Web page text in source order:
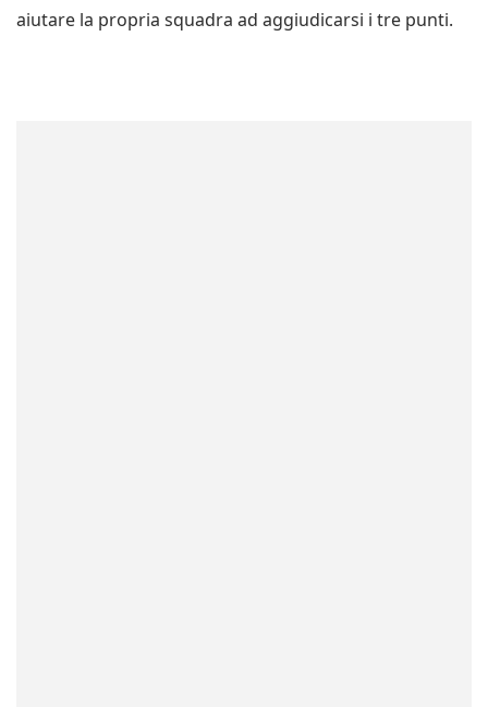
aiutare la propria squadra ad aggiudicarsi i tre punti.